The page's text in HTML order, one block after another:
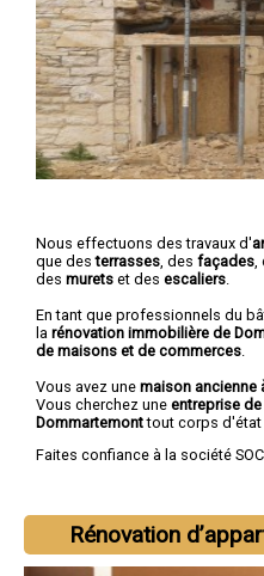
Nous effectuons des travaux d'
que desterrasses , des façades
des murets et des escaliers
En tant que professionnels du
la rénovation immobilière de
de maisons et de commerces
Vous avez une maison ancienne
Vous cherchez une entreprise
Dommartemonttout corps d'état
Faites confiance à la société
Rénovation